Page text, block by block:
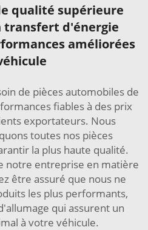
qualité supérieure
transfert d'énergie
améliorées
de pièces automobiles de
fiables à des prix
exportateurs. Nous
toutes nos pièces
la plus haute qualité.
notre entreprise en matière
être assuré que nous ne
les plus performants,
qui assurent un
à votre véhicule.